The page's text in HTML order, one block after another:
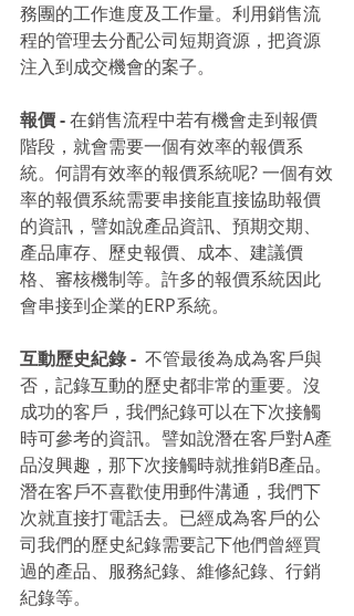
務團的工作進度及工作量。利用銷售流
程的管理去分配公司短期資源，把資源
注入到成交機會的案子。
報價 - 在銷售流程中若有機會走到報價
階段，就會需要一個有效率的報價系
統。何謂有效率的報價系統呢? 一個有效
率的報價系統需要串接能直接協助報價
的資訊，譬如說產品資訊、預期交期、
產品庫存、歷史報價、成本、建議價
格、審核機制等。許多的報價系統因此
會串接到企業的ERP系統。
互動歷史紀錄 -
  不管最後為成為客戶與
否，記錄互動的歷史都非常的重要。沒
成功的客戶，我們紀錄可以在下次接觸
時可參考的資訊。譬如說潛在客戶對A產
品沒興趣，那下次接觸時就推銷B產品。
潛在客戶不喜歡使用郵件溝通，我們下
次就直接打電話去。已經成為客戶的公
司我們的歷史紀錄需要記下他們曾經買
過的產品、服務紀錄、維修紀錄、行銷
紀錄等。